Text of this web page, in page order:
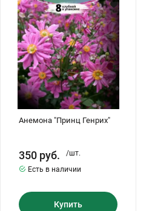
Анемона "Принц Генрих"
350 руб.
/шт.
Есть в наличии
Купить